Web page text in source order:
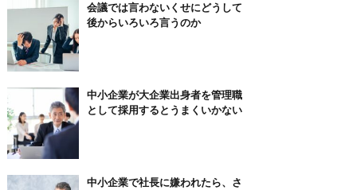
会議では言わないくせにどうして
後からいろいろ言うのか
中小企業が大企業出身者を管理職
として採用するとうまくいかない
中小企業で社長に嫌われたら、さ